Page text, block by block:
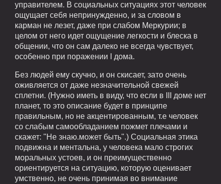
управителем. В социальных ситуациях этот человек
ощущает себя непринужденно, и за словом в
карман не лезет, даже при слабом Меркурии; в
целом от него идет ощущение легкости и блеска в
общении, что он сам далеко не всегда чувствует,
особенно при поражении I дома.
Без людей ему скучно, и он скисает, зато очень
оживляется от даже незначительной свежей
сплетни. (Нужно иметь в виду, что если в III доме нет
планет, то это описание будет в принципе
правильным, но не акцентированным, т.е человек
со слабым самообладанием пожмет плечами и
скажет: "Не знаю.может быть".) Социальная этика
подвижна и ментальна, у человека мало строгих
моральных устоев, и он преимущественно
ориентируется на ситуацию, которую оценивает
умственно, не очень принимая во внимание